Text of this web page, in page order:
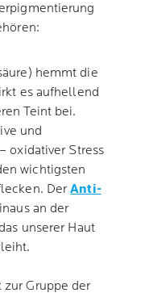
hemmt die
es aufhellend
Teint bei.
und
oxidativer Stress
wichtigsten
DerAnti-
an der
unserer Haut
zur Gruppe der